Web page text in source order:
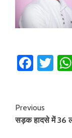
Previous
सड़क हादसे में 36